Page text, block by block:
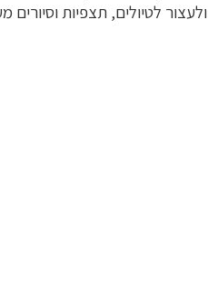
ולעצור לטיולים, תצפיות וסיורים